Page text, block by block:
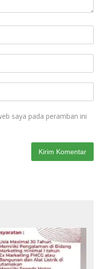
saya pada peramban ini